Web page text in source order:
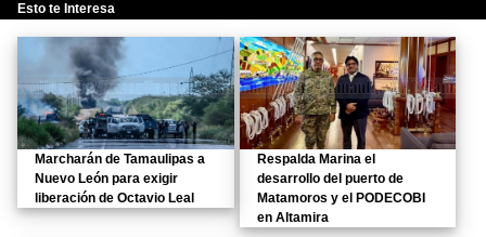
Esto te Interesa
Marcharán de Tamaulipas a
Nuevo León para exigir
liberación de Octavio Leal
Respalda Marina el
desarrollo del puerto de
Matamoros y el PODECOBI
en Altamira